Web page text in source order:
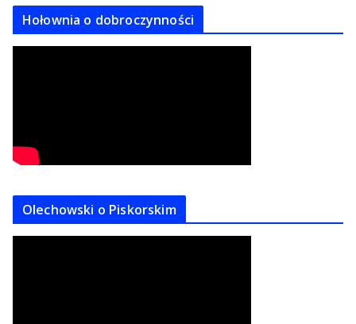
Hołownia o dobroczynności
Olechowski o Piskorskim